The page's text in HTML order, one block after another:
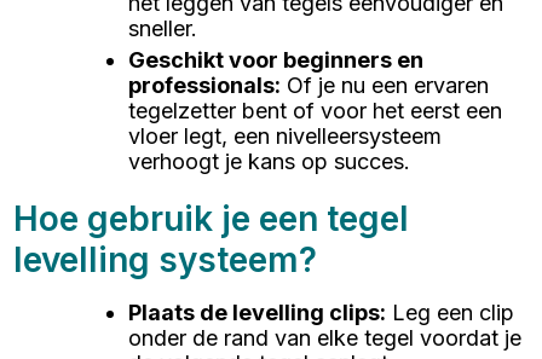
sneller.
Geschikt voor beginners en
professionals: Of je nu een ervaren
tegelzetter bent of voor het eerst een
vloer legt, een nivelleersysteem
verhoogt je kans op succes.
Hoe gebruik je een tegel
levelling systeem?
Plaats de levelling clips: Leg een clip
onder de rand van elke tegel voordat je